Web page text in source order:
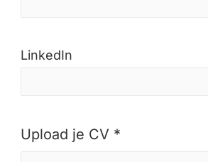
LinkedIn
Upload je CV *